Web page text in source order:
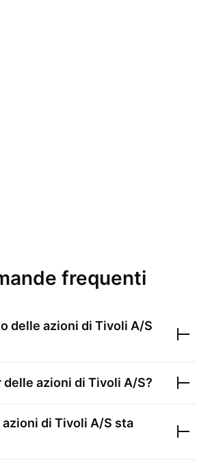
frequenti
delle azioni di Tivoli A/S
delle azioni di Tivoli A/S?
di Tivoli A/S sta